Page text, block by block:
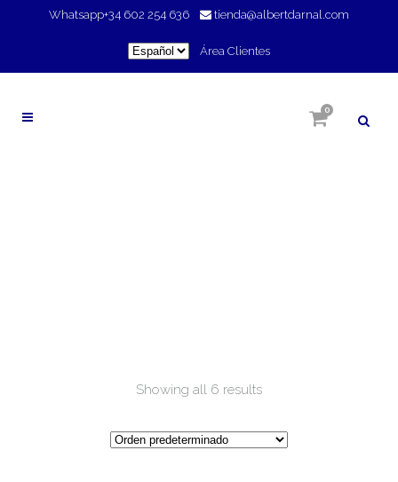
Whatsapp+34 602 254 636 tienda@albertdarnal.com
Elegir Área Clientes
0
Showing all 6 results